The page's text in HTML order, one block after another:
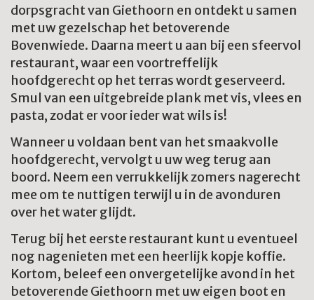
dorpsgracht van Giethoorn en ontdekt u samen
met uw gezelschap het betoverende
Bovenwiede. Daarna meert u aan bij een sfeervol
restaurant, waar een voortreffelijk
hoofdgerecht op het terras wordt geserveerd.
Smul van een uitgebreide plank met vis, vlees en
pasta, zodat er voor ieder wat wils is!
Wanneer u voldaan bent van het smaakvolle
hoofdgerecht, vervolgt u uw weg terug aan
boord. Neem een verrukkelijk zomers nagerecht
mee om te nuttigen terwijl u in de avonduren
over het water glijdt.
Terug bij het eerste restaurant kunt u eventueel
nog nagenieten met een heerlijk kopje koffie.
Kortom, beleef een onvergetelijke avond in het
betoverende Giethoorn met uw eigen boot en